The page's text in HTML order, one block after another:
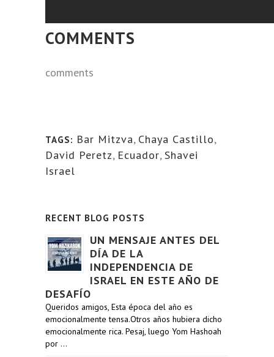
COMMENTS
comments
TAGS: Bar Mitzva, Chaya Castillo,
David Peretz, Ecuador, Shavei
Israel
RECENT BLOG POSTS
UN MENSAJE ANTES DEL
DÍA DE LA
INDEPENDENCIA DE
ISRAEL EN ESTE AÑO DE
DESAFÍO
Queridos amigos, Esta época del año es
emocionalmente tensa.Otros años hubiera dicho
emocionalmente rica. Pesaj, luego Yom Hashoah
por …